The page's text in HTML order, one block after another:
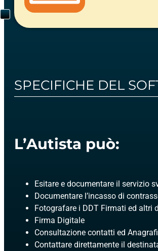
SPECIFICHE DEL
L’Autista può:
Esitare e documentare il servizio
Documentare l’incasso di
Fotografare i DDT Firmati ed altri
Firma Digitale
Consultazione contatti ed
Contattare direttamente il